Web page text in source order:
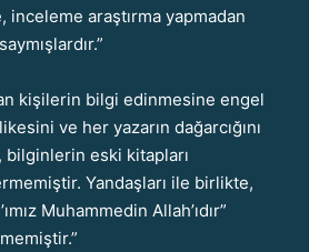
inceleme araştırma yapmadan
kişilerin bilgi edinmesine engel
ve her yazarın dağarcığını
bilginlerin eski kitapları
Yandaşları ile birlikte,
Muhammedin Allah’ıdır”